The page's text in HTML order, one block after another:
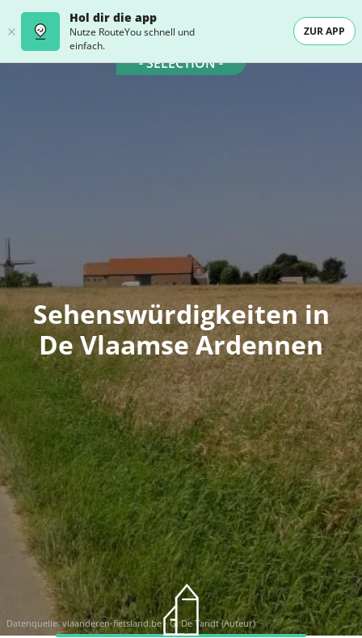
Hol dir die app
Nutze RouteYou schnell und
einfach.
ZUR APP
- SELECTION -
Sehenswürdigkeiten in
De Vlaamse Ardennen
Datenquelle:vlaanderen-fietsland.be - G. De Tandt (Auteur)